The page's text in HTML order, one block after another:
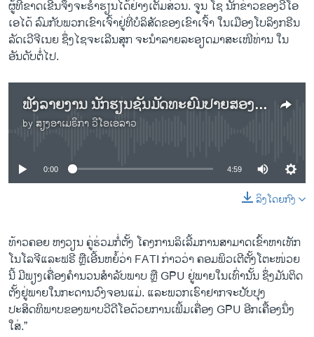
ພາສາຕ່າງໆ
ຜູ້ທີ່ຂາດເຂີນຈຶ່ງຈະຮ່ຳຮຽນໄດ້ຢ່າງເຕັມສ່ວນ. ຈູນ ໂຊ ນັກຂ່າວຂອງວີໂອ
ເອໄດ້ ລົມກັບພວກເຂົາເຈົ້າຢູ່ທີ່ບໍລິສັດຂອງເຂົາເຈົ້າ ໃນເມືອງໂບລິງກຣີນ
ລັດເວີຈີເນຍ ຊຶ່ງໄຊຈະເລີນສຸກ ຈະນຳລາຍລະອຽດມາສະເໜີທ່ານ ໃນ
ອັນດັບຕໍ່ໄປ.
ຟັງລາຍງານ ນັກຮຽນຊັ້ນມັດທະຍົມປາຍສອງຄົນ ນຳເອົາແລັບທັອບເກົ່າມາສ້ອມແປງຄືນໃໝ່ ເພື່ອມອບໃຫ້ພວກນັກຮຽນທີ່ຂາດເຂີນ
by ສຽງອາເມຣິກາ ວີໂອເອລາວ
No media source currently available
0:00 4:59
ລິງໂດຍກົງ
ທ້າວຄອຍ ຫງວຽນ ຄູ່ຮ່ວມກໍ່ຕັ້ງ ໂຄງການລິເລີ້ມການສາມາດເຂົ້າຫາເທັກ
ໂນໂລຈີແລະຟຣີ ຫຼືເອີ້ນຫຍໍ້ວ່າ FATI ກ່າວວ່າ ຄອມພິວເຕີຕັ້ງໂຕະໜ່ວຍ
ນີ້ ມີພຽງເຄື່ອງຄຳນວນສຳລັບພາບ ຫຼື GPU ຢູ່ພາຍໃນເທົ່ານັ້ນ ຊຶ່ງມັນຕິດ
ຕັ້ງຢູ່ພາຍໃນກະດານວົງຈອນແມ່. ແລະພວກເຮົາຢາກຈະປັບປຸງ
ປະສິດທິພາບຂອງພາບວີດີໂອດ້ວຍການເພີ້ມເຄື່ອງ GPU ອີກເຄື້ອງນຶ່ງ
ໃສ່.”